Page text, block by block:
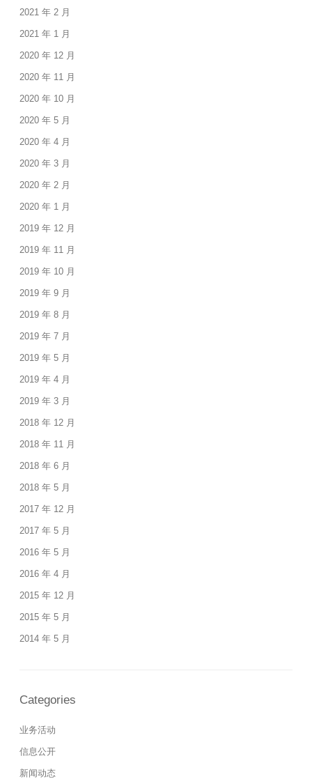
2021 年 2 月
2021 年 1 月
2020 年 12 月
2020 年 11 月
2020 年 10 月
2020 年 5 月
2020 年 4 月
2020 年 3 月
2020 年 2 月
2020 年 1 月
2019 年 12 月
2019 年 11 月
2019 年 10 月
2019 年 9 月
2019 年 8 月
2019 年 7 月
2019 年 5 月
2019 年 4 月
2019 年 3 月
2018 年 12 月
2018 年 11 月
2018 年 6 月
2018 年 5 月
2017 年 12 月
2017 年 5 月
2016 年 5 月
2016 年 4 月
2015 年 12 月
2015 年 5 月
2014 年 5 月
Categories
业务活动
信息公开
新闻动态